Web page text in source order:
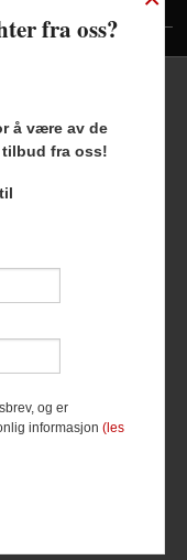
og personvern
og
til å
som
fra oss?
å være av de
fra oss!
og er
informasjon(les